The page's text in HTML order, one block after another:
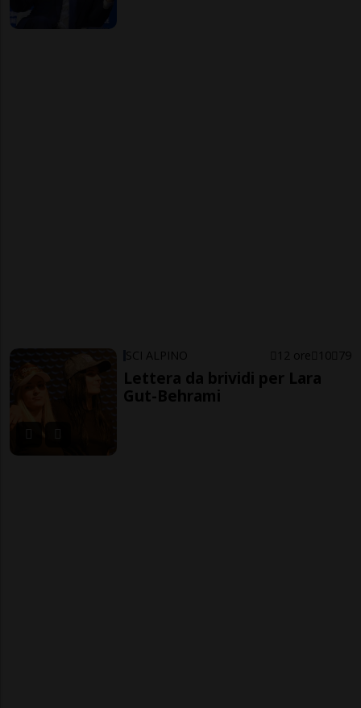
SCI ALPINO 12 ore 10 79
Lettera da brividi per Lara
Gut-Behrami